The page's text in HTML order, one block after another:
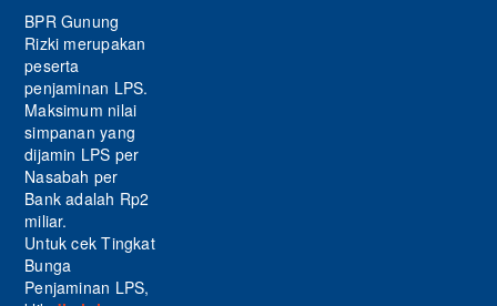
BPR Gunung
Rizki merupakan
peserta
penjaminan LPS.
Maksimum nilai
simpanan yang
dijamin LPS per
Nasabah per
Bank adalah Rp2
miliar.
Untuk cek Tingkat
Bunga
Penjaminan LPS,